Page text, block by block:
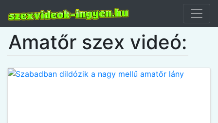
Amatőr szex videó: